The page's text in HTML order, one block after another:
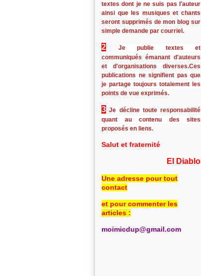
textes dont je ne suis pas l'auteur
ainsi que les musiques et chants
seront supprimés de mon blog sur
simple demande par courriel.
2
Je publie textes et
communiqués émanant d'auteurs
et d'organisations diverses.Ces
publications ne signifient pas que
je partage toujours totalement les
points de vue exprimés.
3 Je décline toute responsabilité
quant au contenu des sites
proposés en liens.
Salut et fraternité
El Diablo
Une adresse pour tout
contact
et pour commenter les
articles :
moimicdup@gmail.com